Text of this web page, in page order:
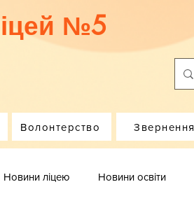
№5
Волонтерство Звернення
Новини ліцею Новини освіти